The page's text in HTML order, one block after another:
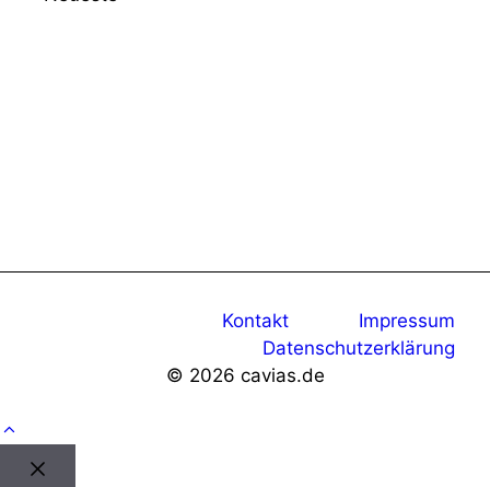
© 2026 cavias.de
Kontakt
Impressum
Datenschutzerklärung